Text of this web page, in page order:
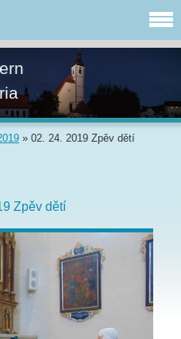
» 02. 24. 2019 Zpěv dětí
Zpěv dětí